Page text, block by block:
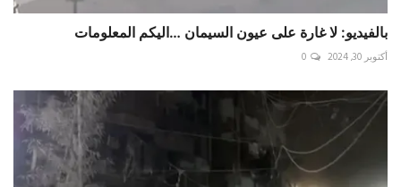
بالفيديو: لا غارة على عيون السيمان …اليكم المعلومات
أكتوبر 30, 2024 0